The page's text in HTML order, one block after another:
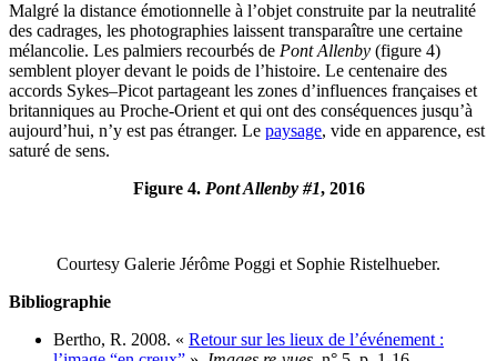
Malgré la distance émotionnelle à l’objet construite par la neutralité
des cadrages, les photographies laissent transparaître une certaine
mélancolie. Les palmiers recourbés de Pont Allenby (figure 4)
semblent ployer devant le poids de l’histoire. Le centenaire des
accords Sykes–Picot partageant les zones d’influences françaises et
britanniques au Proche-Orient et qui ont des conséquences jusqu’à
aujourd’hui, n’y est pas étranger. Le paysage, vide en apparence, est
saturé de sens.
Figure 4. Pont Allenby #1, 2016
Courtesy Galerie Jérôme Poggi et Sophie Ristelhueber.
Bibliographie
Bertho, R. 2008. « Retour sur les lieux de l’événement :